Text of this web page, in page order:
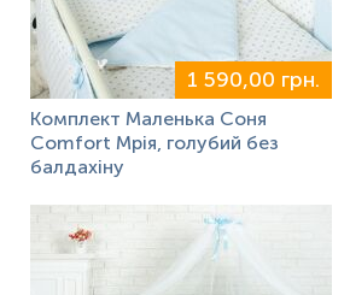
1 590,00 грн.
Комплект Маленька Соня
Comfort Мрія, голубий без
балдахіну